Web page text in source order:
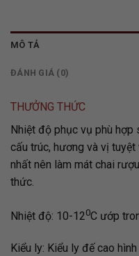
MÔ TẢ
ĐÁNH GIÁ (0)
THƯỞNG THỨC
Nhiệt độ phục vụ phù
cấu trúc, hương và vị
nhất nên làm mát chai
thức.
Nhiệt độ: 10-120C ướp
Kiểu ly: Kiểu ly đế cao